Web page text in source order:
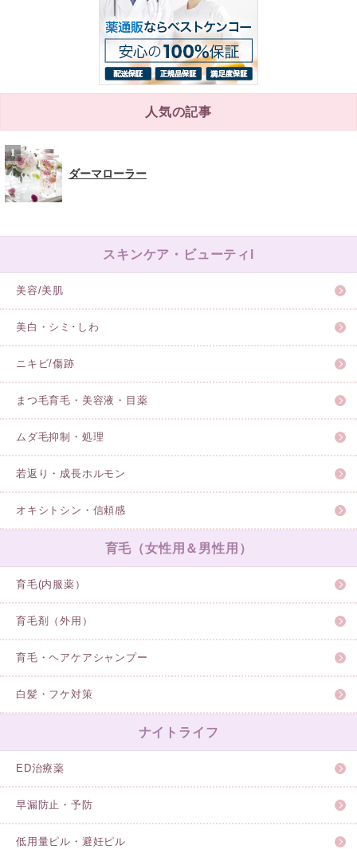
人気の記事
ダーマローラー
スキンケア・ビューティl
美容/美肌
美白・シミ･しわ
ニキビ/傷跡
まつ毛育毛・美容液・目薬
ムダ毛抑制・処理
若返り・成長ホルモン
オキシトシン・信頼感
育毛（女性用＆男性用）
育毛(内服薬）
育毛剤（外用）
育毛・ヘアケアシャンプー
白髪・フケ対策
ナイトライフ
ED治療薬
早漏防止・予防
低用量ピル・避妊ピル